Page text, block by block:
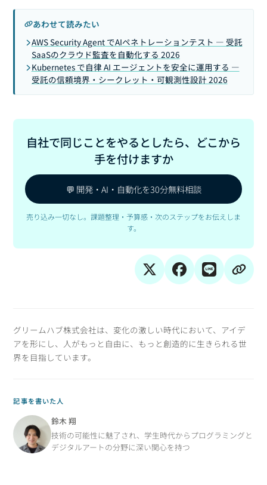
あわせて読みたい
AWS Security Agent でAIペネトレーションテスト — 受託
SaaSのクラウド監査を自動化する 2026
Kubernetes で自律 AI エージェントを安全に運用する —
受託の信頼境界・シークレット・可観測性設計 2026
自社で同じことをやるとしたら、どこから
手を付けますか
💬 開発・AI・自動化を30分無料相談
売り込み一切なし。課題整理・予算感・次のステップをお伝えしま
す。
グリームハブ株式会社は、変化の激しい時代において、アイデ
アを形にし、人がもっと自由に、もっと創造的に生きられる世
界を目指しています。
記事を書いた人
鈴木 翔
技術の可能性に魅了され、学生時代からプログラミングと
デジタルアートの分野に深い関心を持つ